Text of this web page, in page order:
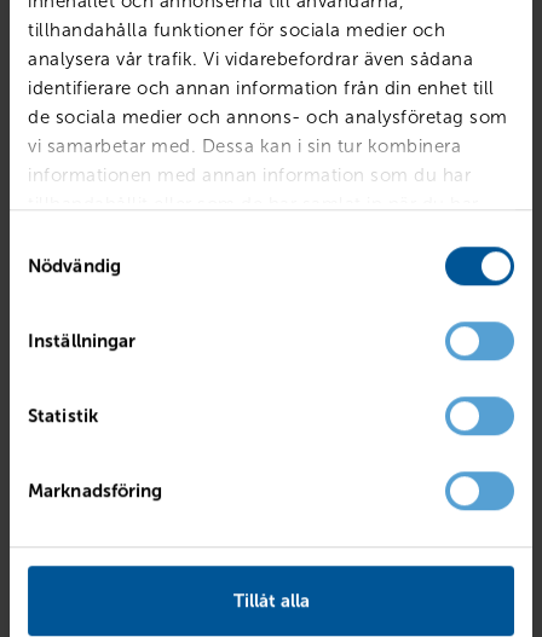
tillhandahålla funktioner för sociala medier och
analysera vår trafik. Vi vidarebefordrar även sådana
identifierare och annan information från din enhet till
de sociala medier och annons- och analysföretag som
vi samarbetar med. Dessa kan i sin tur kombinera
informationen med annan information som du har
tillhandahållit eller som de har samlat in när du har
Nödvändig
Inställningar
Statistik
Marknadsföring
Tillåt alla
262 900kr